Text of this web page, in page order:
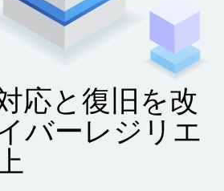
応と復旧を改
バーレジリエ